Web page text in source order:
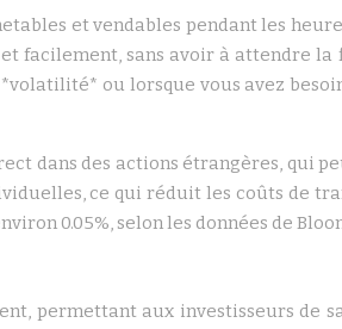
et vendables pendant les
sans avoir à attendre la
ou lorsque vous avez
dans des actions étrangères, qui
ce qui réduit les coûts de
0.05%, selon les données de
permettant aux investisseurs de